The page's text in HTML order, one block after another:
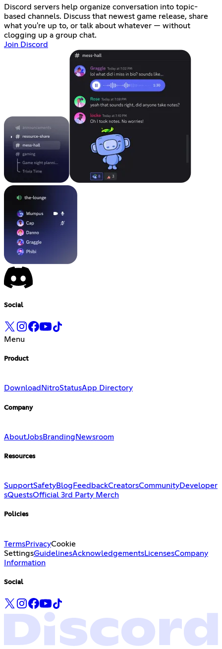
Discord servers help organize conversation into topic-
based channels. Discuss that newest game release, share
what you're up to, or talk about whatever — without
clogging up a group chat.
Join Discord
Social
Menu
Product
Download NitroStatusApp Directory
Company
AboutJobsBranding Newsroom
Resources
SupportSafetyBlog FeedbackCreatorsCommunityDeveloper
sQuestsOfficial 3rd Party Merch
Policies
TermsPrivacyCookie
SettingsGuidelinesAcknowledgementsLicensesCompany
Information
Social